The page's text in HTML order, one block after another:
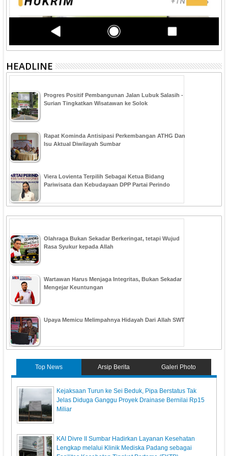
HEADLINE
Progres Positif Pembangunan Jalan Lubuk Salasih -
Surian Tingkatkan Wisatawan ke Solok
Rapat Kominda Antisipasi Perkembangan ATHG Dan
Isu Aktual Diwilayah Sumbar
Viera Lovienta Terpilih Sebagai Ketua Bidang
Pariwisata dan Kebudayaan DPP Partai Perindo
Olahraga Bukan Sekadar Berkeringat, tetapi Wujud
Rasa Syukur kepada Allah
Wartawan Harus Menjaga Integritas, Bukan Sekadar
Mengejar Keuntungan
Upaya Memicu Melimpahnya Hidayah Dari Allah SWT
Top News Arsip Berita Galeri Photo
Kejaksaan Turun ke Sei Beduk, Pipa Berstatus Tak
Jelas Diduga Ganggu Proyek Drainase Bernilai Rp15
Miliar
KAI Divre II Sumbar Hadirkan Layanan Kesehatan
Lengkap melalui Klinik Mediska Padang sebagai